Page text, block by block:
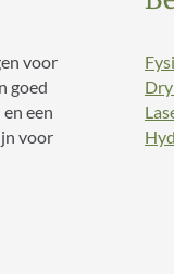
voor
goed
een
voor